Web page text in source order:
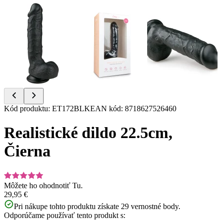
Item
of
Kód produktu: ET172BLKEAN kód: 8718627526460
Realistické dildo 22.5cm,
Čierna
Môžete ho ohodnotiť Tu.
29,95 €
Pri nákupe tohto produktu získate 29 vernostné body.
Odporúčame používať tento produkt s: